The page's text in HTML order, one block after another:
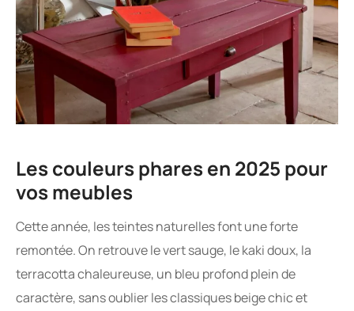
Les couleurs phares en 2025 pour
vos meubles
Cette année, les teintes naturelles font une forte
remontée. On retrouve le vert sauge, le kaki doux, la
terracotta chaleureuse, un bleu profond plein de
caractère, sans oublier les classiques beige chic et